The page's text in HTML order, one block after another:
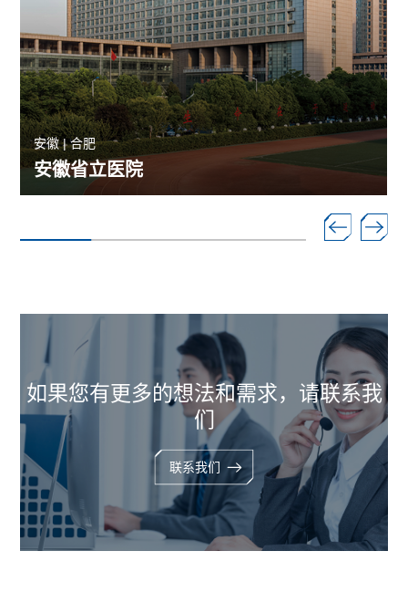
安徽 | 合肥
安徽省立医院
如果您有更多的想法和需求，请联系我
们
联系我们